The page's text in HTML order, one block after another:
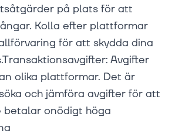
på plats för att
Kolla efter plattformar
för att skydda dina
Avgifter
olika plattformar. Det är
och jämföra avgifter för att
onödigt höga